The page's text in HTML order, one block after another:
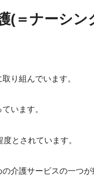
(＝ナーシ
り組んでいます。
います。
とされています。
介護サービスの一つが